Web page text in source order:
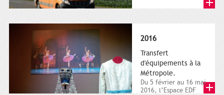
2016
Transfert
d'équipements à la
Métropole.
Du 5 février au 16 mai
2016, l’Espace EDF